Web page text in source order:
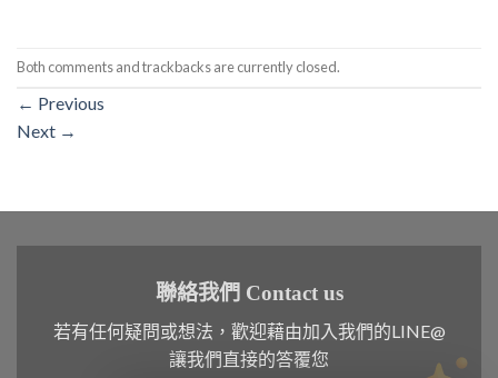
Both comments and trackbacks are currently closed.
← Previous
Next →
聯絡我們 Contact us
若有任何疑問或想法，歡迎藉由加入我們的LINE@
讓我們直接的答覆您